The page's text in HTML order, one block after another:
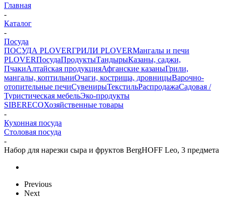
Главная
-
Каталог
-
Посуда
ПОСУДА PLOVERГРИЛИ PLOVERМангалы и печи
PLOVERПосудаПродуктыТандырыКазаны, саджи,
ПчакиАлтайская продукцияАфганские казаныГрили,
мангалы, коптильниОчаги, кострища, дровницыВарочно-
отопительные печиСувенирыТекстильРаспродажаСадовая /
Туристическая мебельЭко-продукты
SIBERECOХозяйственные товары
-
Кухонная посуда
Столовая посуда
-
Набор для нарезки сыра и фруктов BergHOFF Leo, 3 предмета
Previous
Next